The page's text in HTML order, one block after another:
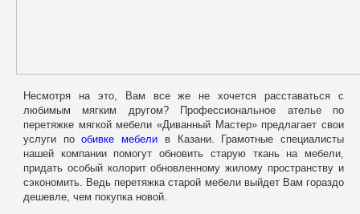
Несмотря на это, Вам все же не хочется расставаться с
любимым мягким другом? Профессиональное ателье по
перетяжке мягкой мебели «Диванный Мастер» предлагает свои
услуги пообивке мебели в Казани. Грамотные специалисты
нашей компании помогут обновить старую ткань на мебели,
придать особый колорит обновленному жилому пространству и
сэкономить. Ведь перетяжка старой мебели выйдет Вам гораздо
дешевле, чем покупка новой.